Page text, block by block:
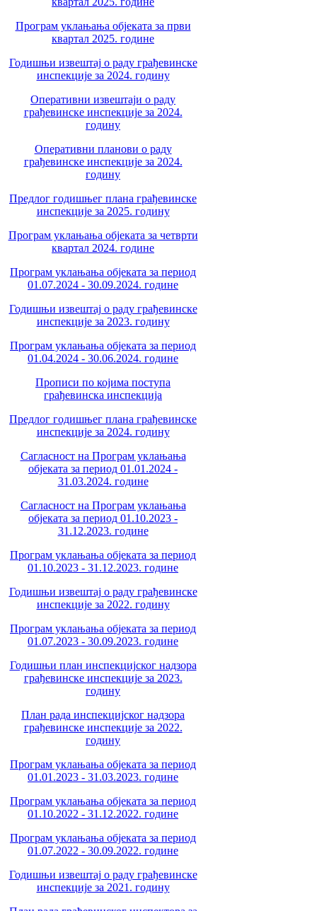
Програм уклањања објеката за први
квартал 2025. године
Годишњи извештај о раду грађевинске
инспекције за 2024. годину
Оперативни извештаји о раду
грађевинске инспекције за 2024.
годину
Оперативни планови о раду
грађевинске инспекције за 2024.
годину
Предлог годишњег плана грађевинске
инспекције за 2025. годину
Програм уклањања објеката за четврти
квартал 2024. године
Програм уклањања објеката за период
01.07.2024 - 30.09.2024. године
Годишњи извештај о раду грађевинске
инспекције за 2023. годину
Програм уклањања објеката за период
01.04.2024 - 30.06.2024. године
Прописи по којима поступа
грађевинска инспекција
Предлог годишњег плана грађевинске
инспекције за 2024. годину
Сагласност на Програм уклањања
објеката за период 01.01.2024 -
31.03.2024. године
Сагласност на Програм уклањања
објеката за период 01.10.2023 -
31.12.2023. године
Програм уклањања објеката за период
01.10.2023 - 31.12.2023. године
Годишњи извештај о раду грађевинске
инспекције за 2022. годину
Програм уклањања објеката за период
01.07.2023 - 30.09.2023. године
Годишњи план инспекцијског надзора
грађевинске инспекције за 2023.
годину
План рада инспекцијског надзора
грађевинске инспекције за 2022.
годину
Програм уклањања објеката за период
01.01.2023 - 31.03.2023. године
Програм уклањања објеката за период
01.10.2022 - 31.12.2022. године
Програм уклањања објеката за период
01.07.2022 - 30.09.2022. године
Годишњи извештај о раду грађевинске
инспекције за 2021. годину